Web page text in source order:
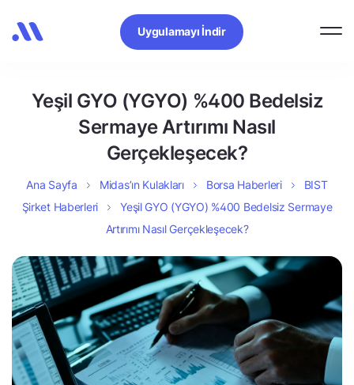
Uygulamayı İndir
Yeşil GYO (YGYO) %400 Bedelsiz
Sermaye Artırımı Nasıl
Gerçekleşecek?
Ana Sayfa Midas’ın Kulakları Borsa Haberleri
BIST
Şirket Haberleri
Yeşil GYO (YGYO) %400 Bedelsiz Sermaye
Artırımı Nasıl Gerçekleşecek?